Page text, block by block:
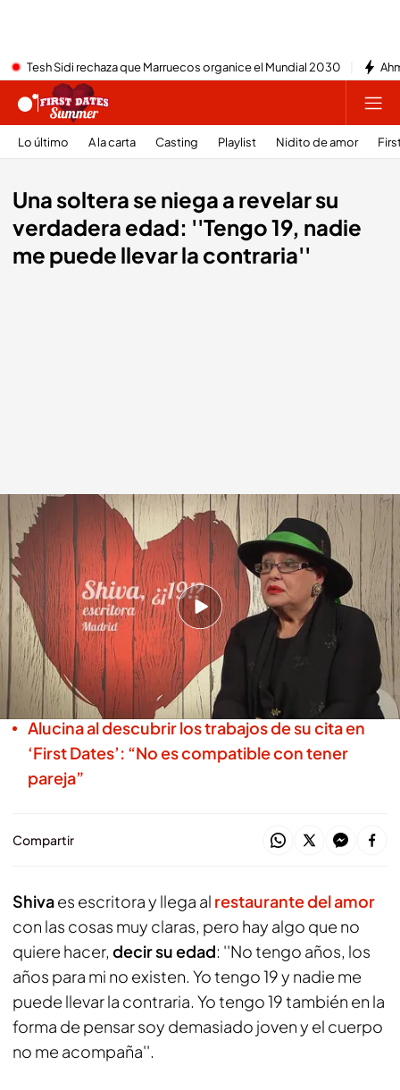
Tesh Sidi rechaza que Marruecos organice el Mundial 2030
Lo último A la carta Casting Playlist Nidito de amor
Una soltera se niega a revelar su
verdadera edad: ''Tengo 19, nadie
me puede llevar la contraria''
La cita entre Shiva y Chema
First Dates
26 FEB 2025 - 23:10h.
Shiva y Chema llegan a 'First Dates' en busca
del amor
Los dos solteros creen que son muy distintos
Alucina al descubrir los trabajos de su cita en
‘First Dates’: “No es compatible con tener
pareja”
Compartir
Shivaes escritora y llega al restaurante del amor
con las cosas muy claras, pero hay algo que no
quiere hacer, decir su edad: ''No tengo años, los
años para mi no existen. Yo tengo 19 y nadie me
puede llevar la contraria. Yo tengo 19 también en la
forma de pensar soy demasiado joven y el cuerpo
no me acompaña''.